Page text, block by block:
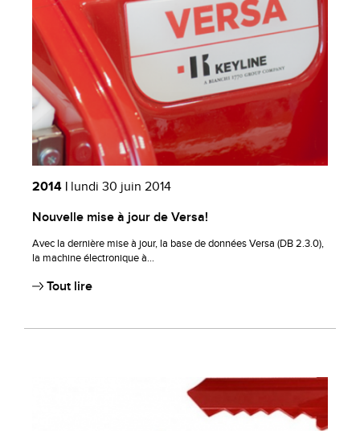
2014 | lundi 30 juin 2014
Nouvelle mise à jour de Versa!
Avec la dernière mise à jour, la base de données Versa (DB 2.3.0),
la machine électronique à...
Tout lire